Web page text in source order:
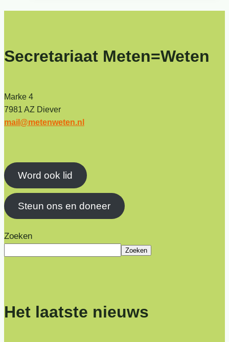
Secretariaat Meten=Weten
Marke 4
7981 AZ Diever
mail@metenweten.nl
Word ook lid
Steun ons en doneer
Zoeken
Zoeken
Het laatste nieuws